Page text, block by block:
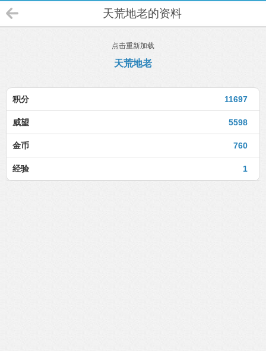
天荒地老的资料
点击重新加载
天荒地老
11697
积分
5598
威望
760
金币
1
经验